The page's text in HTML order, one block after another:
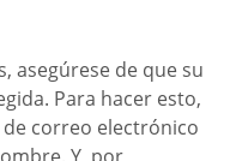
asegúrese de que su
Para hacer esto,
correo electrónico